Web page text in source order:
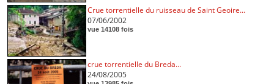
Crue torrentielle du ruisseau de Saint Geoire...
07/06/2002
vue 14108 fois
crue torrentielle du Breda...
24/08/2005